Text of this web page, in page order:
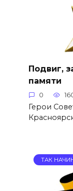
Подвиг,
памяти
0
Герои
ТАК